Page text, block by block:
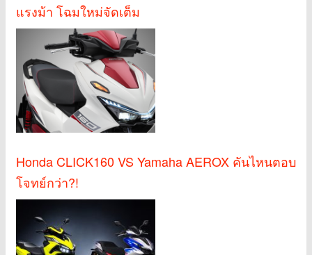
แรงม้า โฉมใหม่จัดเต็ม
Honda CLICK160 VS Yamaha AEROX คันไหนตอบ
โจทย์กว่า?!